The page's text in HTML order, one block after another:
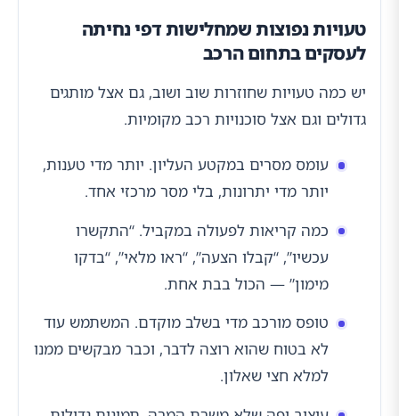
טעויות נפוצות שמחלישות דפי נחיתה
לעסקים בתחום הרכב
יש כמה טעויות שחוזרות שוב ושוב, גם אצל מותגים
גדולים וגם אצל סוכנויות רכב מקומיות.
עומס מסרים במקטע העליון. יותר מדי טענות,
יותר מדי יתרונות, בלי מסר מרכזי אחד.
כמה קריאות לפעולה במקביל. “התקשרו
עכשיו”, “קבלו הצעה”, “ראו מלאי”, “בדקו
מימון” — הכול בבת אחת.
טופס מורכב מדי בשלב מוקדם. המשתמש עוד
לא בטוח שהוא רוצה לדבר, וכבר מבקשים ממנו
למלא חצי שאלון.